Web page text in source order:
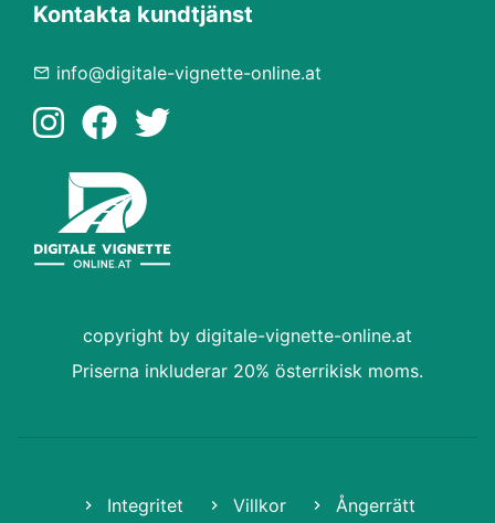
Kontakta kundtjänst
info@digitale-vignette-online.at
copyright by digitale-vignette-online.at
Priserna inkluderar 20% österrikisk moms.
Integritet Villkor Ångerrätt